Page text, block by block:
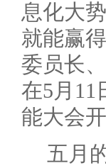
息化大
就能赢
委员长
在5月11
能大会
五月